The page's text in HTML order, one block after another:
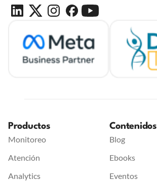
Productos
Monitoreo
Atención
Analytics
Contenidos
Blog
Ebooks
Eventos